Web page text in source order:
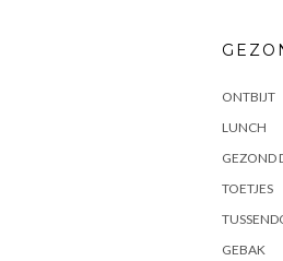
ONTBIJT
LUNCH
GEZOND
TOETJES
GEBAK